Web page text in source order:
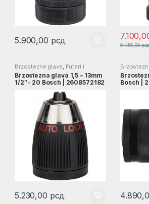
5.900,00 рсд 9.455,00
Brzostezne glave Futeri i
adapter Pribor
Brzostezna glava 1,5 – 13mm
1/2″- 20 Bosch | 2608572182
5.230,00 рсд
adapter
Bosch |